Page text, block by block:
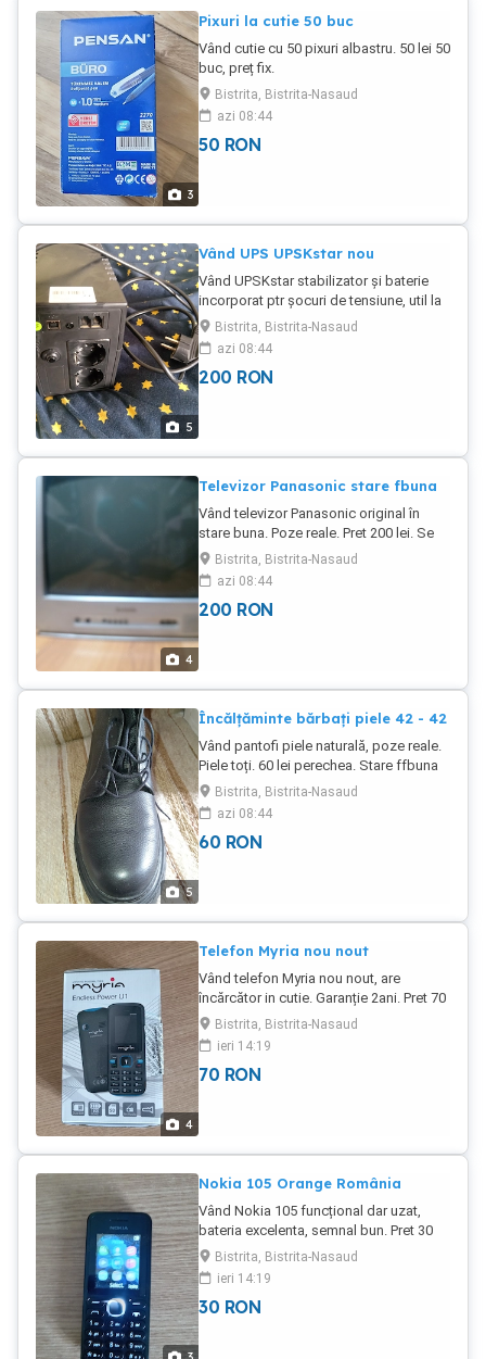
3
Pixuri la cutie 50 buc
Vând cutie cu 50 pixuri albastru. 50 lei 50
buc, preț fix.
Bistrita, Bistrita-Nasaud
azi 08:44
50 RON
5
Vând UPS UPSKstar nou
Vând UPSKstar stabilizator și baterie
incorporat ptr șocuri de tensiune, util la
domiciliu ptr sistem de supraveghere
video, laptop, PC, frigidere, etc. Este noi.
Pret 200 lei fix. Nu neg. Poze reale.
Bistrita, Bistrita-Nasaud
azi 08:44
200 RON
4
Televizor Panasonic stare fbuna
Vând televizor Panasonic original în
stare buna. Poze reale. Pret 200 lei. Se
vede în Bistrița, funcțional absolut
perfect.
Bistrita, Bistrita-Nasaud
azi 08:44
200 RON
5
Încălțăminte bărbați piele 42 - 42
Vând pantofi piele naturală, poze reale.
Piele toți. 60 lei perechea. Stare ffbuna
Bistrita, Bistrita-Nasaud
azi 08:44
60 RON
4
Telefon Myria nou nout
Vând telefon Myria nou nout, are
încărcător in cutie. Garanție 2ani. Pret 70
lei fix. Nu neg prețul. Poze reale.
Bistrita, Bistrita-Nasaud
ieri 14:19
70 RON
Nokia 105 Orange România
Vând Nokia 105 funcțional dar uzat,
bateria excelenta, semnal bun. Pret 30
lei. Bistrita, Bistrita-Nasaud
ieri 14:19
30 RON